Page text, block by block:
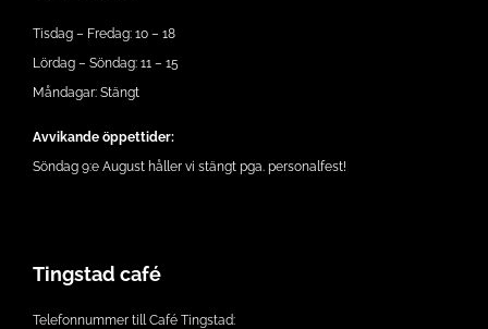
Tisdag – Fredag: 10 – 18
Lördag – Söndag: 11 – 15
Måndagar: Stängt
Avvikande öppettider:
Söndag 9:e August håller vi stängt pga. personalfest!
Tingstad café
Telefonnummer till Café Tingstad: